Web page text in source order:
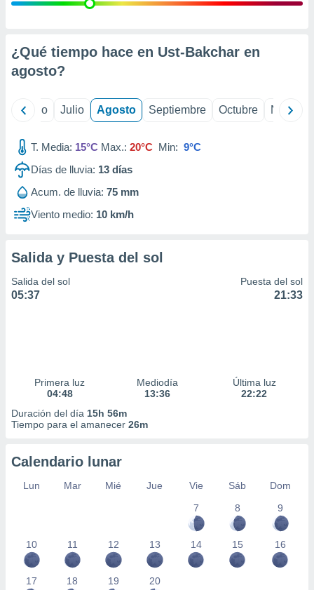
e
mediante
de
1199
¿Qué tiempo hace en Ust-Bakchar en
agosto?
Junio Julio Agosto Septiembre Octubre
T. Media: 15°C Max.: 20°C Min: 9°C
Días de lluvia: 13 días
Acum. de lluvia: 75 mm
Viento medio: 10 km/h
Salida y Puesta del sol
Salida del sol
05:37
Puesta del sol
21:33
Primera luz
04:48
Mediodía
13:36
Última luz
22:22
Duración del día 15h 56m
Tiempo para el amanecer 26m
Calendario lunar
Lun Mar Mié Jue Vie Sáb
Dom
7
8 9
10 11 12 13 14 15 16
17 18 19 20